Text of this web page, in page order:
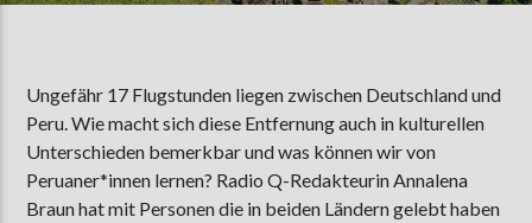
AKTUELLE SENDUNG
MOEBIUS
19:00 24:00
Ungefähr 17 Flugstunden liegen zwischen Deutschland und
Peru. Wie macht sich diese Entfernung auch in kulturellen
Unterschieden bemerkbar und was können wir von
Peruaner*innen lernen? Radio Q-Redakteurin Annalena
Braun hat mit Personen die in beiden Ländern gelebt haben